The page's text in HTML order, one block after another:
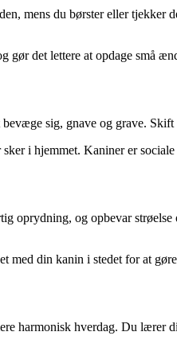
mens du børster eller tjekker
det lettere at opdage små
sig, gnave og grave.
i hjemmet. Kaniner er
oprydning, og opbevar
med din kanin i stedet for at
harmonisk hverdag. Du lærer